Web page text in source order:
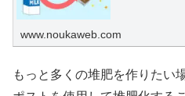
www.noukaweb.com
もっと多くの堆肥を作りたい